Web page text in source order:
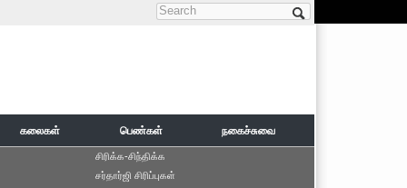
Search form
கலைகள் பெண்கள் நகைச்சுவை
சிரிக்க-சிந்திக்க
சர்தார்ஜி சிரிப்புகள்